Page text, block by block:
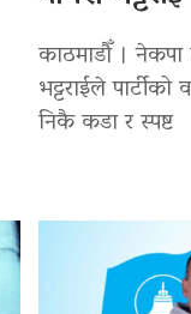
काठमाडौँ ।
भट्टराईले
निकै कडा र स्पष्ट